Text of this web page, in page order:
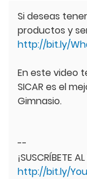
Si deseas
productos y
http://bit.ly/
En este video
SICAR es el
Gimnasio.
--
¡SUSCRÍBETE
http://bit.ly/